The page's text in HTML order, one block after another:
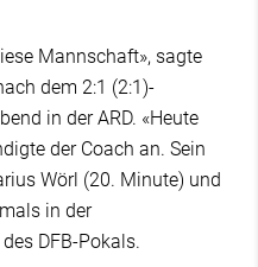
Mannschaft», sagte
dem 2:1 (2:1)-
in der ARD. «Heute
der Coach an. Sein
Wörl (20. Minute) und
in der
DFB-Pokals.